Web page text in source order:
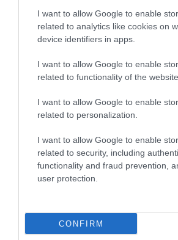
I want to allow Google to enable
related to analytics like cookies on
device identifiers in apps.
I want to allow Google to enable
related to functionality of the
I want to allow Google to enable
related to personalization.
I want to allow Google to enable
related to security, including
functionality and fraud prevention,
user protection.
CONFIRM
ÉJSZAKAI
EGERBEN A
2026. augusztus 05
KAPITÁNY: STABIL
ELLÁTÁSA, A
2026. augusztus 05
KÖZMÉDIÁSOK
BIZONYÍTÉKOKAT,